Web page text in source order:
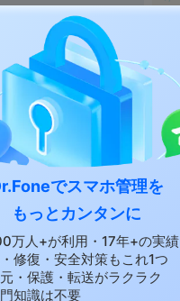
でスマホ管理を
もっとカンタンに
万人+が利用・17年+の実績
修復・安全対策もこれ1つ
・保護・転送がラクラク
知識は不要
項を確認し[次へ]を選択